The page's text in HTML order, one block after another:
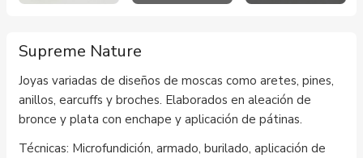
Supreme Nature
Joyas variadas de diseños de moscas como aretes, pines,
anillos, earcuffs y broches. Elaborados en aleación de
bronce y plata con enchape y aplicación de pátinas.
Técnicas: Microfundición, armado, burilado, aplicación de